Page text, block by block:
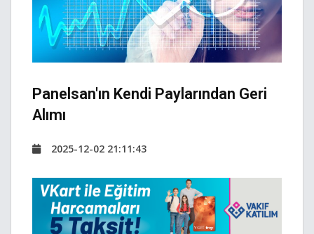
Panelsan'ın Kendi Paylarından Geri
Alımı
2025-12-02 21:11:43